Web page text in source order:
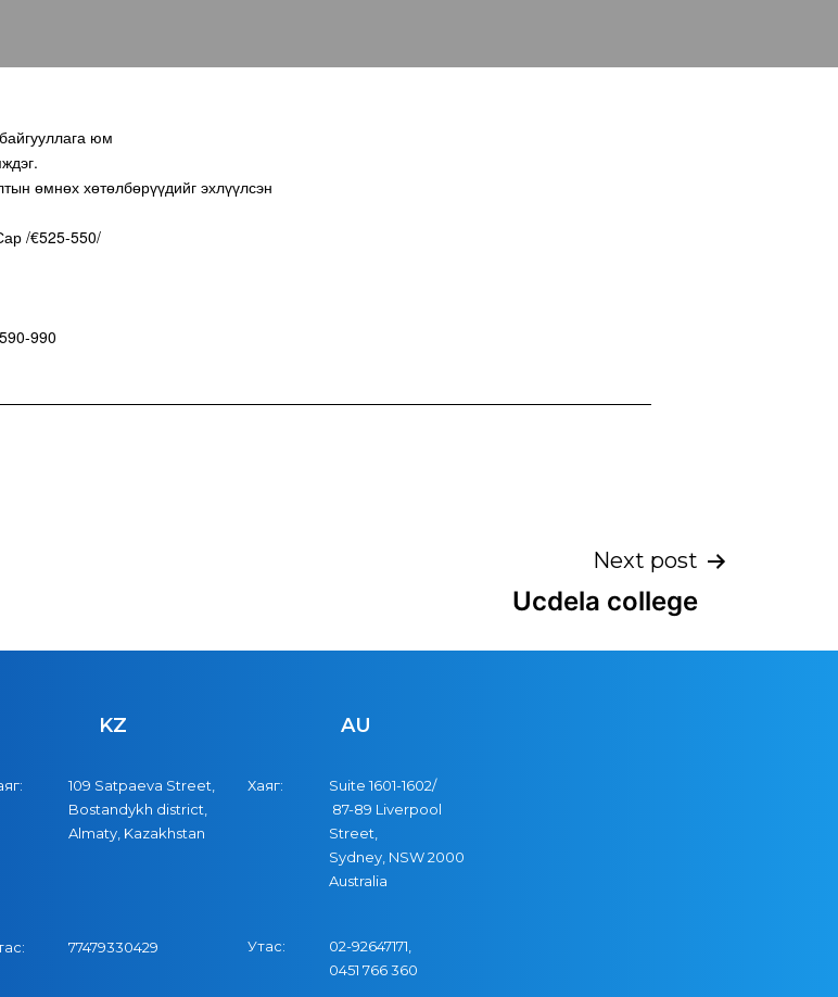
юм
өмнөх хөтөлбөрүүдийг эхлүүлсэн
/€525-550/
990
Next post
Ucdela college
KZ
109 Satpaeva Street,
Bostandykh district,
Almaty, Kazakhstan
77479330429
AU
Хаяг:
Suite 1601-1602/
87-89 Liverpool
Street,
Sydney, NSW 2000
Australia
Утас:
02-92647171,
0451 766360